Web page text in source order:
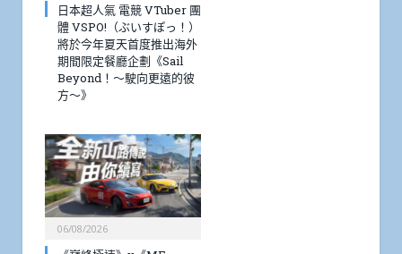
日本超人氣 電競 VTuber 團
體 VSPO!（ぶいすぽっ！）
將於今年夏天首度推出海外
期間限定餐廳企劃《Sail
Beyond！～駛向更遠的彼
方～》
06/08/2026